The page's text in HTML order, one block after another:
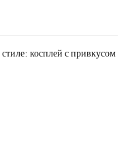
косплей с привкусом